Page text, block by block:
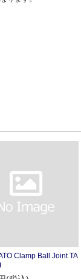
Clamp Ball Joint TA